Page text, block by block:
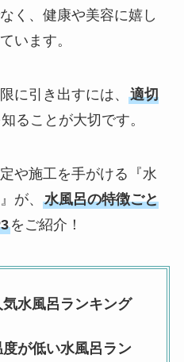
く、健康や美容に嬉し
います。
に引き出すには、 適切
ることが大切です。
や施工を手がける『水
が、 水風呂の特徴ごと
をご紹介！
気水風呂ランキング
度が低い水風呂ラン